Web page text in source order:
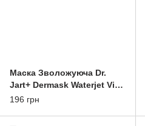
Маска Зволожуюча Dr.
Jart+ Dermask Waterjet Vital
Hydra Solution (1 шт)
196 грн